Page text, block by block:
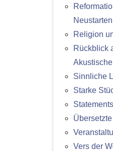
Neustarten
Religion
Rückblick
Sinnliche
Starke
Vers der